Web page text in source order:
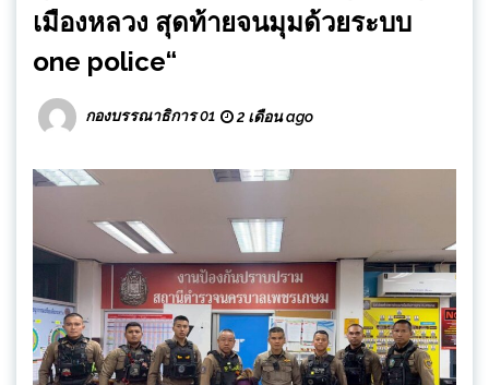
เมืองหลวง สุดท้ายจนมุมด้วยระบบ
one police“
กองบรรณาธิการ 01 2 เดือน ago